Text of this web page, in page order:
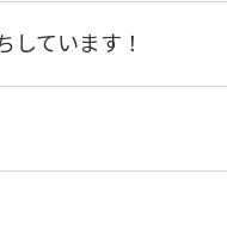
しています！